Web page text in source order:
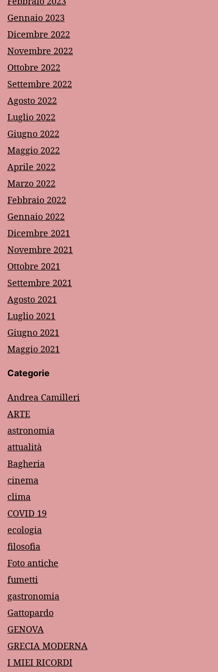
Gennaio 2023
Dicembre 2022
Novembre 2022
Ottobre 2022
Settembre 2022
Agosto 2022
Luglio 2022
Giugno 2022
Maggio 2022
Aprile 2022
Marzo 2022
Febbraio 2022
Gennaio 2022
Dicembre 2021
Novembre 2021
Ottobre 2021
Settembre 2021
Agosto 2021
Luglio 2021
Giugno 2021
Maggio 2021
Categorie
Andrea Camilleri
ARTE
astronomia
attualità
Bagheria
cinema
clima
COVID 19
ecologia
filosofia
Foto antiche
fumetti
gastronomia
Gattopardo
GENOVA
GRECIA MODERNA
I MIEI RICORDI